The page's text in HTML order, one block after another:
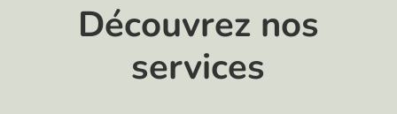
Découvrez nos
services